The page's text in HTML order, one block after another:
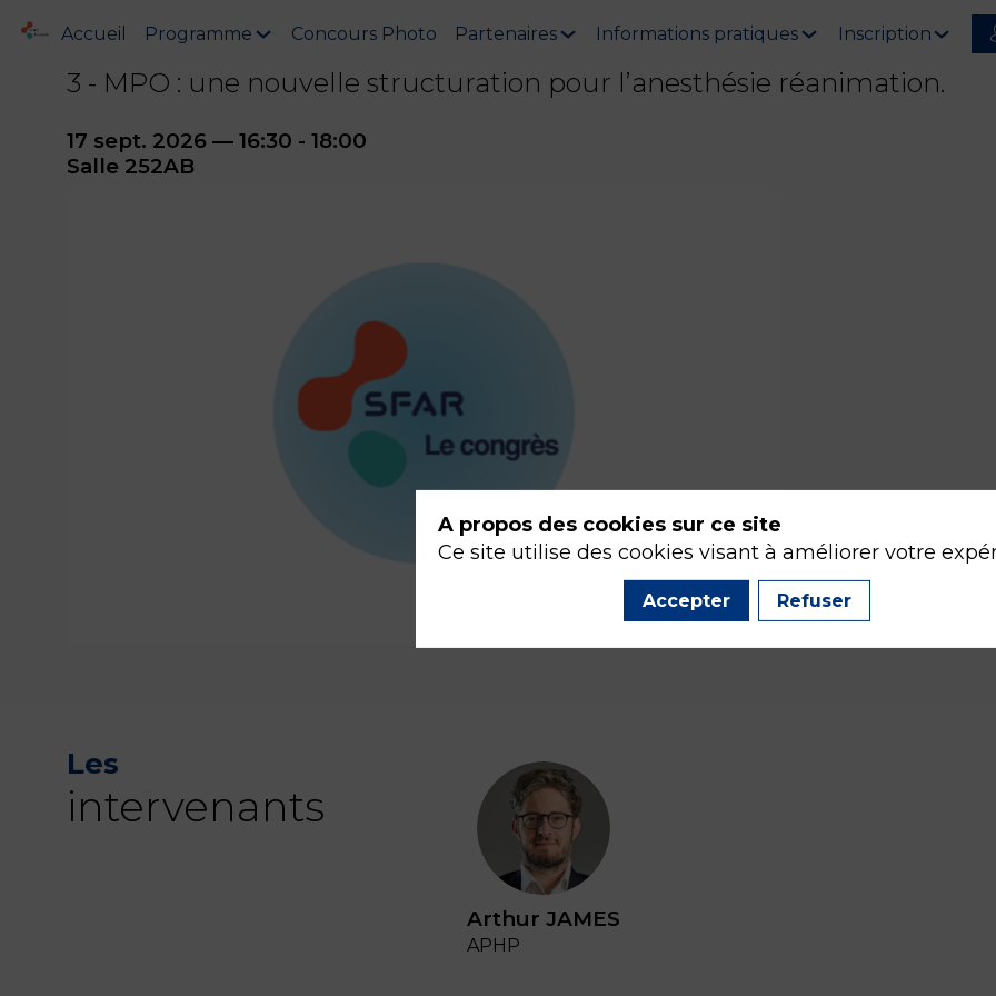
Accueil Programme Concours Photo Partenaires Informations pratiques Inscription
3 - MPO : une nouvelle structuration pour l’anesthésie réanimation.
17 sept. 2026 — 16:30 - 18:00
Salle 252AB
Les
intervenants AJ
Arthur JAMES
APHP
A propos des cookies sur ce site
Ce site utilise des cookies visant à améliorer votre
Accepter Refuser